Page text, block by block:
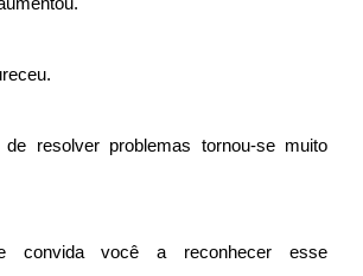
de resolver problemas tornou-se muito
convida você a reconhecer esse